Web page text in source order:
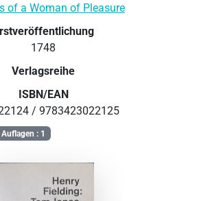
of a Woman of Pleasure
1748
Verlagsreihe
ISBN/EAN
/ 9783423022125
Auflagen : 1